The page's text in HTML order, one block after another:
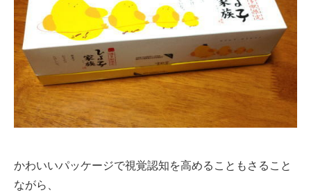
かわいいパッケージで視覚認知を高めることもさること
ながら、